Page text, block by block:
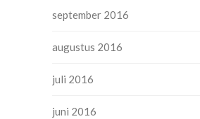
september 2016
augustus 2016
juli 2016
juni 2016